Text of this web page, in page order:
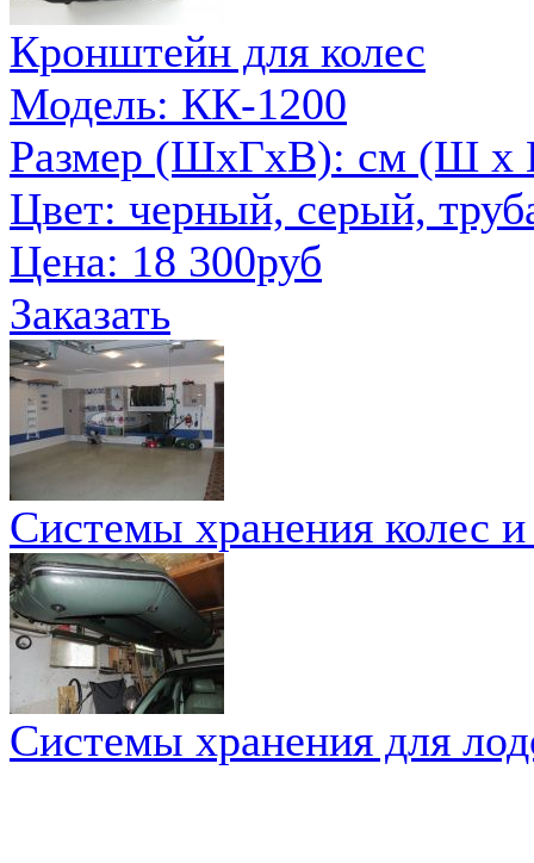
Кронштейн для колес
Модель: КК-1200
Размер (ШxГxВ): см (Ш х
Цвет: черный, серый,
Цена: 18 300руб
Заказать
Системы хранения колес
Системы хранения для